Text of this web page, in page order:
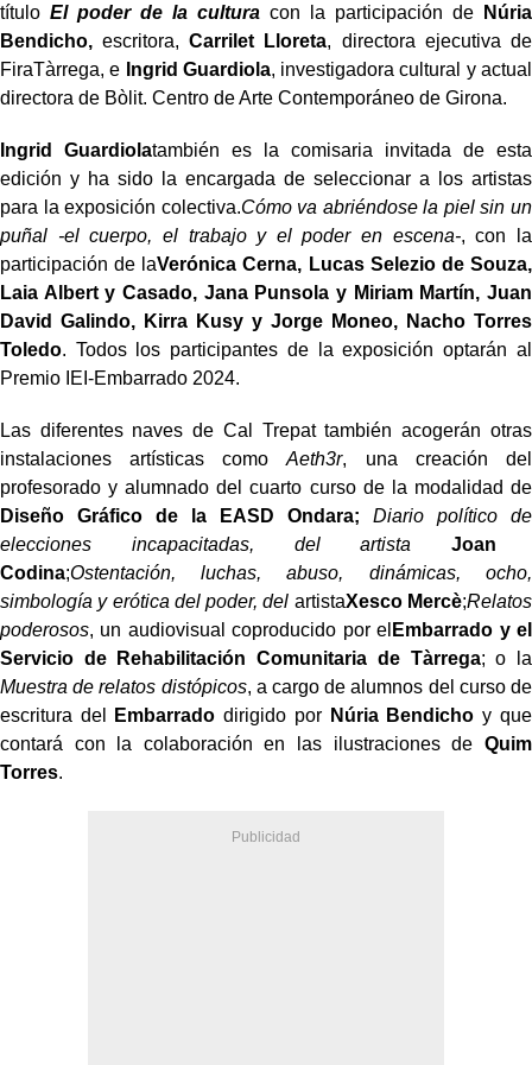
título El poder de la culturacon la participación de
Núria
Bendicho, escritora,Carrilet Lloreta, directora ejecutiva de
FiraTàrrega, e Ingrid Guardiola, investigadora cultural y actual
directora de Bòlit. Centro de Arte Contemporáneo de Girona.
Ingrid Guardiolatambién es la comisaria invitada de esta
edición y ha sido la encargada de seleccionar a los artistas
para la exposición colectiva.Cómo va abriéndose la piel sin un
puñal -el cuerpo, el trabajo y el poder en escena-, con la
participación de laVerónica Cerna, Lucas Selezio de Souza,
Laia Albert y Casado, Jana Punsola y Miriam Martín, Juan
David Galindo, Kirra Kusy y Jorge Moneo, Nacho Torres
Toledo. Todos los participantes de la exposición optarán al
Premio IEI-Embarrado 2024.
Las diferentes naves de Cal Trepat también acogerán otras
instalaciones artísticas comoAeth3r, una creación del
profesorado y alumnado del cuarto curso de la modalidad de
Diseño Gráfico de la
EASD Ondara;
Diario político de
elecciones incapacitadas, del artista
Joan
Codina;Ostentación, luchas, abuso, dinámicas, ocho,
simbología y erótica del poder, del artistaXesco Mercè;Relatos
poderosos, un audiovisual coproducido por el Embarrado y el
Servicio de Rehabilitación Comunitaria de Tàrrega; o la
Muestra de relatos distópicos, a cargo de alumnos del curso de
escritura del
Embarrado dirigido por Núria Bendicho y que
contará con la colaboración en las ilustraciones de Quim
Torres.